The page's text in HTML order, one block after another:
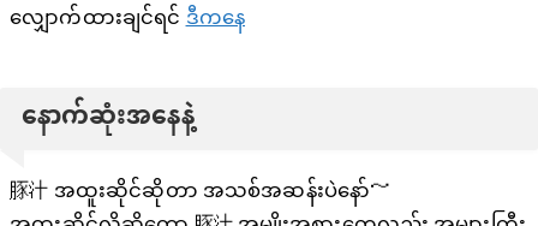
လျှောက်ထားချင်ရင်ဒီကနေ
နောက်ဆုံးအနေနဲ့
豚汁 အထူးဆိုင်ဆိုတာ အသစ်အဆန်းပဲနော်～